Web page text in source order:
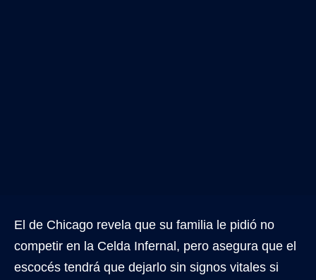
El de Chicago revela que su familia le pidió no
competir en la Celda Infernal, pero asegura que el
escocés tendrá que dejarlo sin signos vitales si